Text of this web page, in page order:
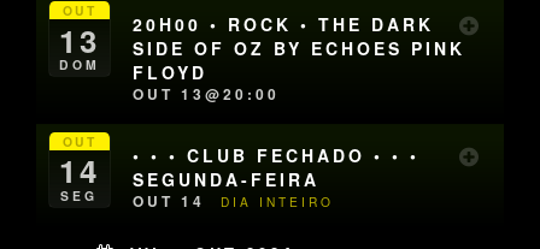
OUT
13
DOM
20H00 • ROCK • THE DARK
SIDE OF OZ BY ECHOES PINK
FLOYD
OUT 13@20:00
OUT
14
SEG
• • • CLUB FECHADO • • •
SEGUNDA-FEIRA
OUT 14 DIA INTEIRO